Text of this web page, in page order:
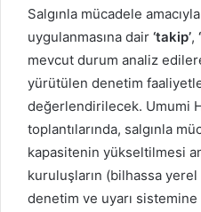
Salgınla mücadele
uygulanmasına dair ‘takip’,
mevcut durum analiz
yürütülen denetim
değerlendirilecek. Umumi
toplantılarında, salgınla
kapasitenin yükseltilmesi
kuruluşların (bilhassa
denetim ve uyarı sistemine